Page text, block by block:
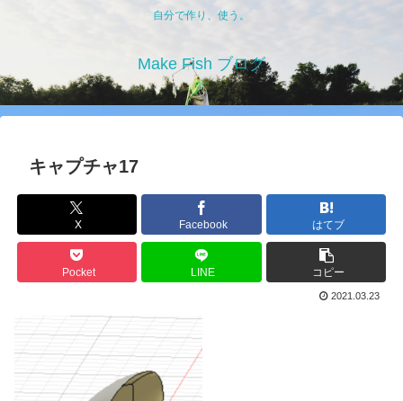
自分で作り、使う。
Make Fish ブログ
キャプチャ17
X Facebook はてブ
Pocket LINE コピー
2021.03.23